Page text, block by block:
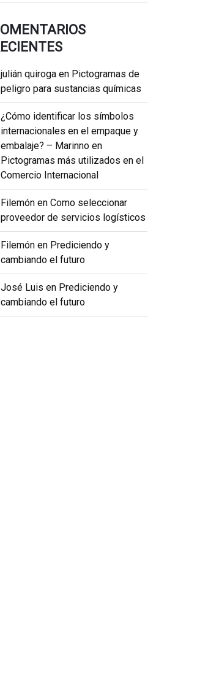
julián quiroga en Pictogramas de
peligro para sustancias químicas
¿Cómo identificar los símbolos
internacionales en el empaque y
embalaje? – Marinno en
Pictogramas más utilizados en el
Comercio Internacional
Filemón en Como seleccionar
proveedor de servicios logísticos
Filemón en Prediciendo y
cambiando el futuro
José Luis en Prediciendo y
cambiando el futuro